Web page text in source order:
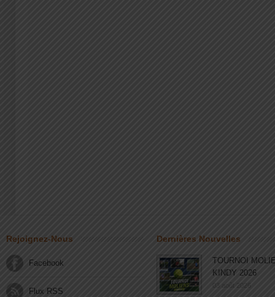
Rejoignez-Nous
Facebook
Flux RSS
Dernières Nouvelles
TOURNOI
KINDY 2026
03 août 2026